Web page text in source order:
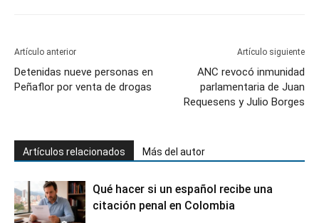
Artículo anterior
Detenidas nueve personas en
Peñaflor por venta de drogas
Artículo siguiente
ANC revocó inmunidad
parlamentaria de Juan
Requesens y Julio Borges
Artículos relacionados Más del autor
Qué hacer si un español recibe una
citación penal en Colombia